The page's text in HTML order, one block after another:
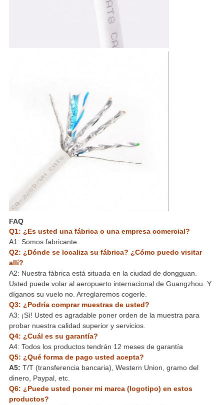
FAQ
Q1: ¿Es usted una fábrica o una empresa comercial?
A1: Somos fabricante.
Q2: ¿Dónde se localiza su fábrica? ¿Cómo puedo visitar
allí?
A2: Nuestra fábrica está situada en la ciudad de dongguan.
Usted puede volar al aeropuerto internacional de Guangzhou. Y
díganos su vuelo no. Arreglaremos cogerle.
Q3: ¿Podría comprar muestras de usted?
A3: ¡Sí! Usted es agradable poner orden de la muestra para
probar nuestra calidad superior y servicios.
Q4: ¿Cuál es su garantía?
A4: Todos los productos tendrán 12 meses de garantía
Q5: ¿Qué forma de pago usted acepta?
A5: T/T (transferencia bancaria), Western Union, gramo del
dinero, Paypal, etc.
Q6: ¿Puede usted poner mi marca (logotipo) en estos
productos?